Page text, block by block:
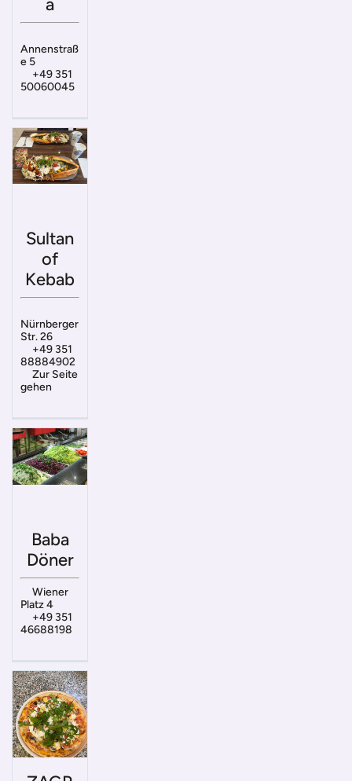
Annenstraß
e 5
+49 351
50060045
Sultan
of
Kebab
Nürnberger
Str. 26
+49 351
88884902
Zur Seite
gehen
Baba
Döner
Wiener
Platz 4
+49 351
46688198